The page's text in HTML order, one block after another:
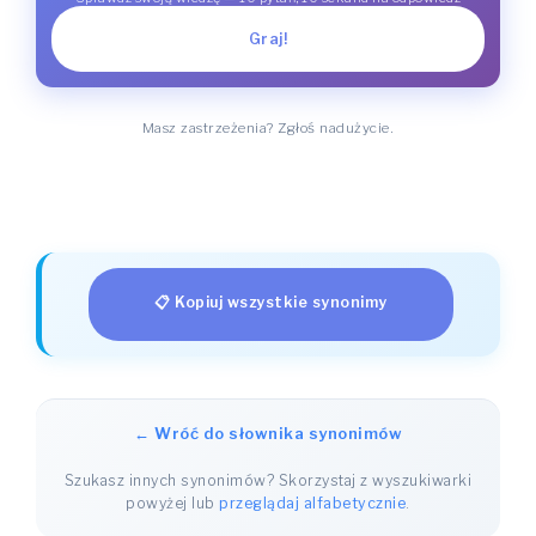
Graj!
Masz zastrzeżenia? Zgłoś nadużycie.
📋 Kopiuj wszystkie synonimy
← Wróć do słownika synonimów
Szukasz innych synonimów? Skorzystaj z wyszukiwarki
powyżej lubprzeglądaj alfabetycznie